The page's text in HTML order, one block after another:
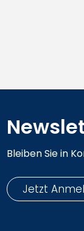
Bleiben Sie in
Jetzt